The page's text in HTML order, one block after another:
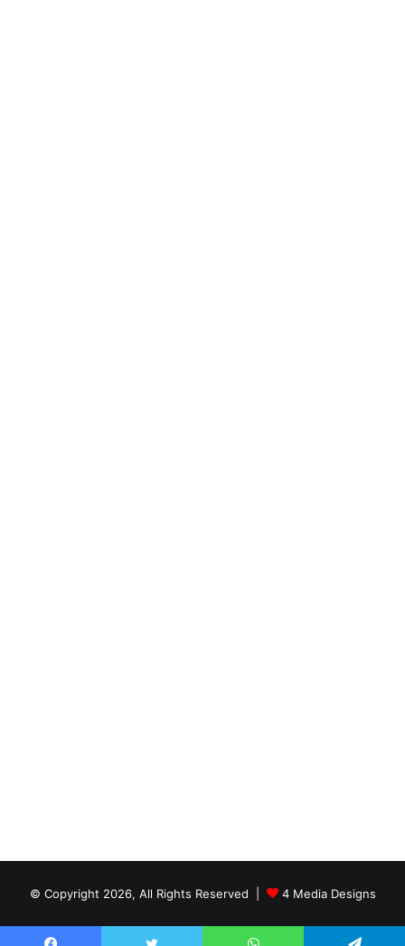
© Copyright 2026, All Rights Reserved | 4 Media Designs